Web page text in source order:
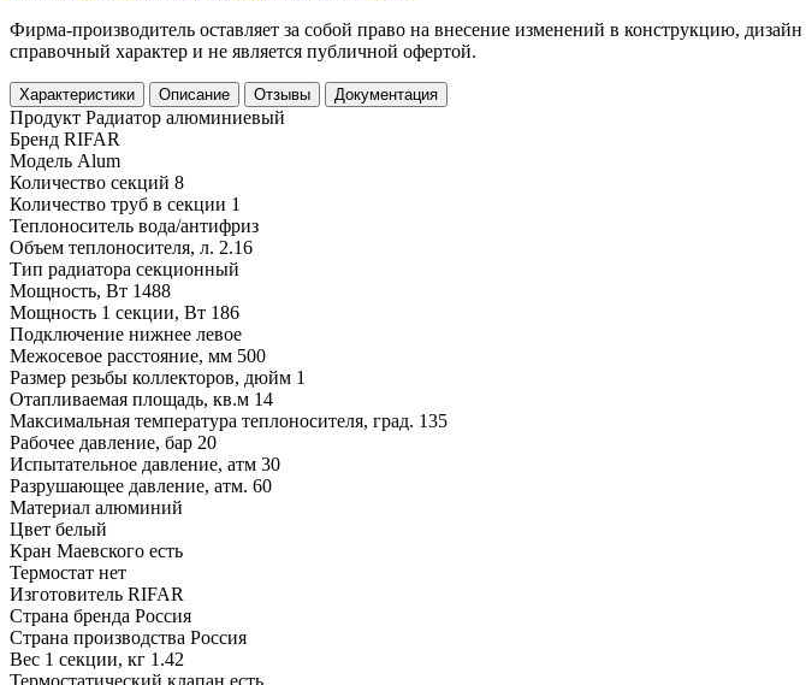
Фирма-производитель оставляет за собой право на внесение изменений в конструкцию,
справочный характер и не является публичной офертой.
Характеристики Описание Отзывы Документация
Продукт Радиатор алюминиевый
Бренд RIFAR
Модель Alum
Количество секций 8
Количество труб в секции 1
Теплоноситель вода/антифриз
Объем теплоносителя, л. 2.16
Тип радиатора секционный
Мощность, Вт 1488
Мощность 1 секции, Вт 186
Подключение нижнее левое
Межосевое расстояние, мм 500
Размер резьбы коллекторов, дюйм 1
Отапливаемая площадь, кв.м 14
Максимальная температура теплоносителя, град. 135
Рабочее давление, бар 20
Испытательное давление, атм 30
Разрушающее давление, атм. 60
Материал алюминий
Цвет белый
Кран Маевского есть
Термостат нет
Изготовитель RIFAR
Страна бренда Россия
Страна производства Россия
Вес 1 секции, кг 1.42
Термостатический клапан есть